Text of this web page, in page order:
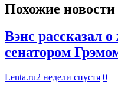
Похожие новости
Вэнс рассказал
сенатором
Lenta.ru2 недели спустя 0